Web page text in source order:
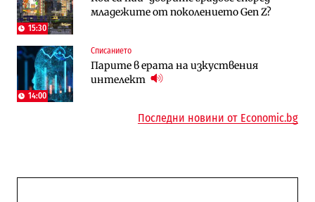
15:30
младежите от поколението Gen Z?
14:00
Списанието
Парите в ерата на изкуствения
интелект
напълно от Google
Пазарът на труда продължава да се
охлажда, а три сектора го дърпат
надолу
Интервю | Истинската иновация идва
от решаването на реални проблеми на
потребителите
Последни новини от Economic.bg